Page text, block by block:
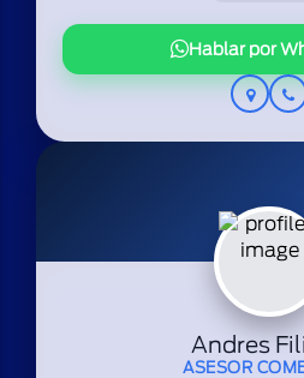
Hablar por
Andres
ASESOR